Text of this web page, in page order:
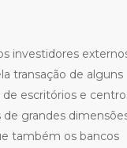
investidores
transação de alguns
escritórios e
de grandes
também os bancos